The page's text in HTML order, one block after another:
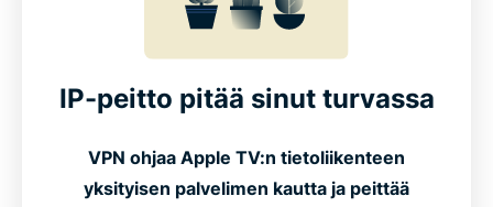
IP-peitto pitää sinut turvassa
VPN ohjaa Apple TV:n tietoliikenteen
yksityisen palvelimen kautta ja peittää